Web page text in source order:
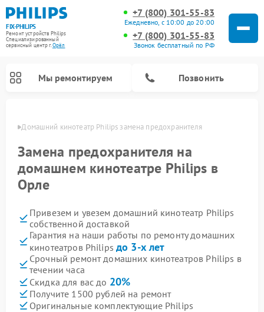
FIX-PHILIPS
Ремонт устройств Philips
Специализированный
cервисный центр г.Орёл
+7 (800) 301-55-83
Ежедневно, с 10:00 до 20:00
+7 (800) 301-55-83
Звонок бесплатный по РФ
Мы ремонтируем Позвонить
Домашний кинотеатр Philips замена предохранителя
Замена предохранителя на
домашнем кинотеатре Philips в
Орле
Привезем и увезем домашний кинотеатр Philips
собственной доставкой
Гарантия на наши работы по ремонту домашних
кинотеатров Philipsдо 3-х лет
Срочный ремонт домашних кинотеатров Philips в
течении часа
Скидка для вас до 20%
Получите 1500 рублей на ремонт
Оригинальные комплектующие Philips